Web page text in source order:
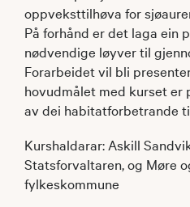
oppveksttilhøva for
På forhånd er det laga ein
nødvendige løyver til
Forarbeidet vil bli
hovudmålet med kurset er
av dei habitatforbetrande
Kurshaldarar: Askill
Statsforvaltaren, og Møre
fylkeskommune